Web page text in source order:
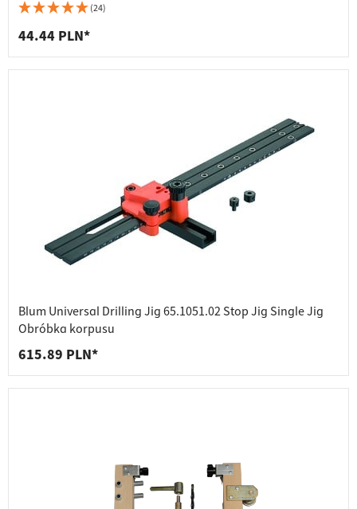
(24)
44.44 PLN*
Blum Universal Drilling Jig 65.1051.02 Stop Jig Single Jig
Obróbka korpusu
615.89 PLN*